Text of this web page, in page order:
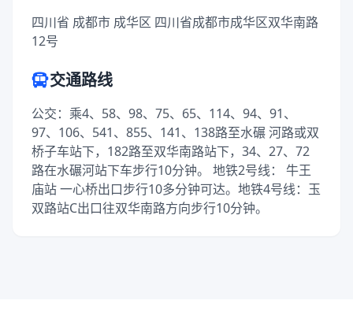
四川省 成都市 成华区 四川省成都市成华区双华南路
12号
交通路线
公交：乘4、58、98、75、65、114、94、91、
97、106、541、855、141、138路至水碾 河路或双
桥子车站下，182路至双华南路站下，34、27、72
路在水碾河站下车步行10分钟。 地铁2号线： 牛王
庙站 一心桥出口步行10多分钟可达。地铁4号线：玉
双路站C出口往双华南路方向步行10分钟。